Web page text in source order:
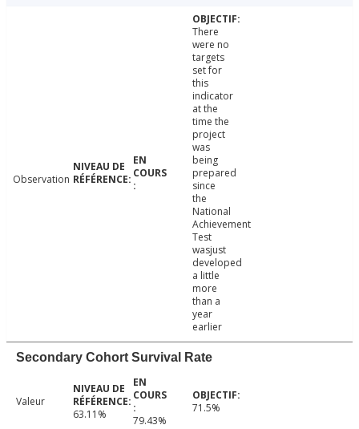
Observation
There
were no
targets
set for
this
indicator
at the
time the
project
was
being
prepared
since
the
National
Achievement
Test
wasjust
developed
a little
more
than a
year
earlier
Secondary Cohort Survival Rate
Valeur
63.11%
79.43%
71.5%